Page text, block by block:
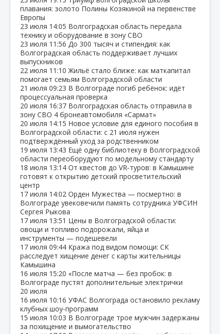
плавания: золото Полины Козякиной на первенстве
Европы
23 июля 14:05 Волгоградская область передала
технику и оборудование в зону СВО
23 июля 11:56 До 300 тысяч и стипендия: как
Волгоградская область поддерживает лучших
выпускников
22 июля 11:10 Жильё стало ближе: как маткапитал
помогает семьям Волгоградской области
21 июля 09:23 В Волгограде погиб ребёнок: идёт
процессуальная проверка
20 июля 16:37 Волгоградская область отправила в
зону СВО 4 бронеавтомобиля «Сармат»
20 июля 14:15 Новое условие для единого пособия в
Волгоградской области: с 21 июля нужен
подтверждённый уход за родственником
19 июля 13:43 Ещё одну библиотеку в Волгоградской
области переоборудуют по модельному стандарту
18 июля 13:14 От квестов до VR‑туров: в Камышине
готовят к открытию детский просветительский
центр
17 июля 14:02 Орден Мужества — посмертно: в
Волгограде увековечили память сотрудника УФСИН
Сергея Рыкова
17 июля 13:51 Цены в Волгоградской области:
овощи и топливо подорожали, яйца и
инструменты — подешевели
17 июля 09:44 Кража под видом помощи: СК
расследует хищение денег с карты жительницы
Камышина
16 июля 15:20 «После матча — без пробок: в
Волгограде пустят дополнительные электрички
20 июля
16 июля 10:16 УФАС Волгограда остановило рекламу
клубных шоу‑программ
15 июля 10:03 В Волгограде трое мужчин задержаны
за похищение и вымогательство